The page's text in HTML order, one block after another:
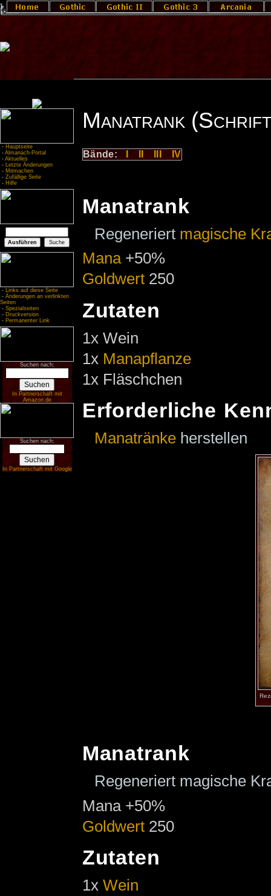
- Hauptseite
- Almanach-Portal
- Aktuelles
- Letzte Änderungen
- Mitmachen
- Zufällige Seite
- Hilfe
- Links auf diese Seite
- Änderungen an verlinkten
Seiten
- Spezialseiten
- Druckversion
- Permanenter Link
Suchen nach:
In Partnerschaft mit
Amazon.de
Suchen nach:
In Partnerschaft mit Google
Manatrank
Bände: IV
Manatrank
Regeneriert magische
Mana+50%
Goldwert250
Zutaten
1x Wein
1x Manapflanze
1x Fläschchen
Erforderliche
Manatränke herstellen
Manatrank
Regeneriert magische
Mana +50%
Goldwert250
Zutaten
1x Wein